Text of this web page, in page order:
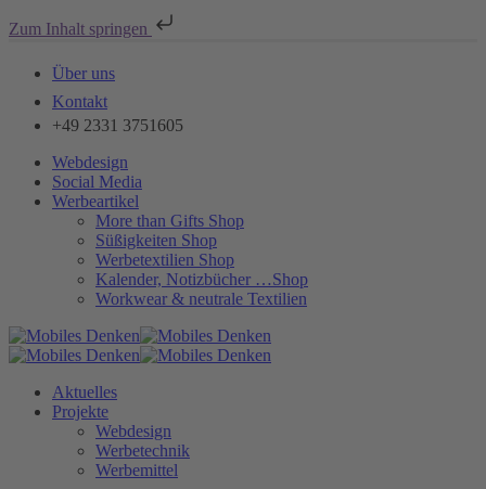
Zum Inhalt springen
Über uns
Kontakt
+49 2331 3751605
Webdesign
Social Media
Werbeartikel
More than Gifts Shop
Süßigkeiten Shop
Werbetextilien Shop
Kalender, Notizbücher …Shop
Workwear & neutrale Textilien
Aktuelles
Projekte
Webdesign
Werbetechnik
Werbemittel